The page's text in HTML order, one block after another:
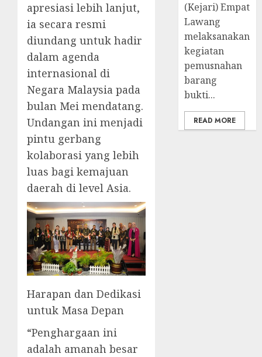
apresiasi lebih lanjut,
ia secara resmi
diundang untuk hadir
dalam agenda
internasional di
Negara Malaysia pada
bulan Mei mendatang.
Undangan ini menjadi
pintu gerbang
kolaborasi yang lebih
luas bagi kemajuan
daerah di level Asia.
Harapan dan Dedikasi
untuk Masa Depan
“Penghargaan ini
adalah amanah besar
(Kejari) Empat
Lawang
melaksanakan
kegiatan
pemusnahan
barang
bukti...
READ MORE